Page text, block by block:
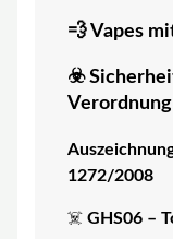
💨 Vapes
☣️
1272/2008
☠️ GHS06 –